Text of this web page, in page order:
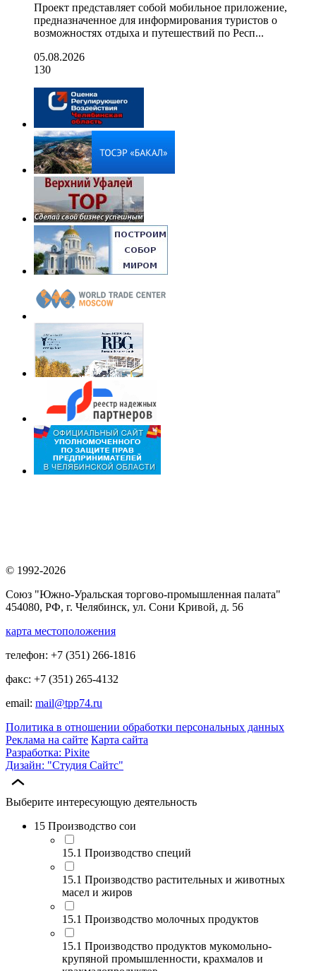
Проект представляет собой мобильное приложение,
предназначенное для информирования туристов о
возможностях отдыха и путешествий по Респ...
05.08.2026
130
© 1992-2026
Союз "Южно-Уральская торгово-промышленная палата"
454080, РФ, г. Челябинск, ул. Сони Кривой, д. 56
карта местоположения
телефон: +7 (351) 266-1816
факс: +7 (351) 265-4132
email: mail@tpp74.ru
Политика в отношении обработки персональных данных
Реклама на сайте Карта сайта
Разработка: Pixite
Дизайн: "Студия Сайтс"
Выберите интересующую деятельность
15 Производство сои
15.1 Производство специй
15.1 Производство растительных и животных
масел и жиров
15.1 Производство молочных продуктов
15.1 Производство продуктов мукомольно-
крупяной промышленности, крахмалов и